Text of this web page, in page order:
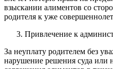
взыскании алиментов со
родителя к уже
Привлечение к
За неуплату родителем без
нарушение решения суда или